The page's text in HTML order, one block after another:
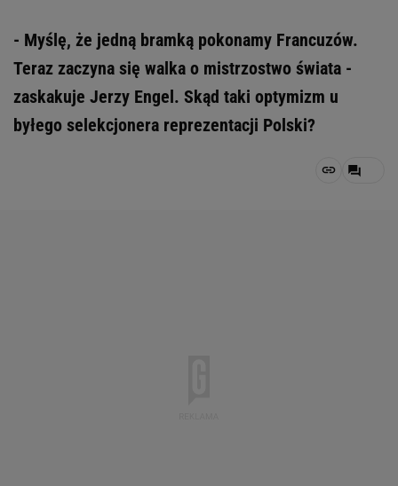
- Myślę, że jedną bramką pokonamy Francuzów.
Teraz zaczyna się walka o mistrzostwo świata -
zaskakuje Jerzy Engel. Skąd taki optymizm u
byłego selekcjonera reprezentacji Polski?